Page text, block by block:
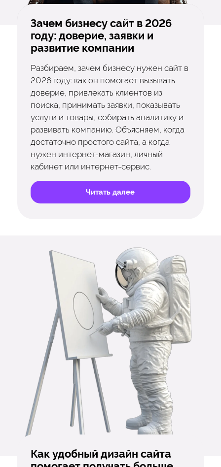
Зачем бизнесу сайт в 2026
году: доверие, заявки и
развитие компании
Разбираем, зачем бизнесу нужен сайт в
2026 году: как он помогает вызывать
доверие, привлекать клиентов из
поиска, принимать заявки, показывать
услуги и товары, собирать аналитику и
развивать компанию. Объясняем, когда
достаточно простого сайта, а когда
нужен интернет-магазин, личный
кабинет или интернет-сервис.
Читать далее
Как удобный дизайн сайта